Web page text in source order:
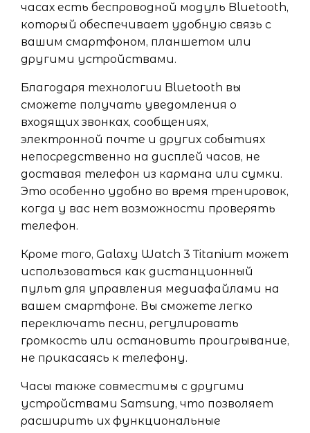
часах есть беспроводной модуль Bluetooth,
который обеспечивает удобную связь с
вашим смартфоном, планшетом или
другими устройствами.
Благодаря технологии Bluetooth вы
сможете получать уведомления о
входящих звонках, сообщениях,
электронной почте и других событиях
непосредственно на дисплей часов, не
доставая телефон из кармана или сумки.
Это особенно удобно во время тренировок,
когда у вас нет возможности проверять
телефон.
Кроме того, Galaxy Watch 3 Titanium может
использоваться как дистанционный
пульт для управления медиафайлами на
вашем смартфоне. Вы сможете легко
переключать песни, регулировать
громкость или остановить проигрывание,
не прикасаясь к телефону.
Часы также совместимы с другими
устройствами Samsung, что позволяет
расширить их функциональные